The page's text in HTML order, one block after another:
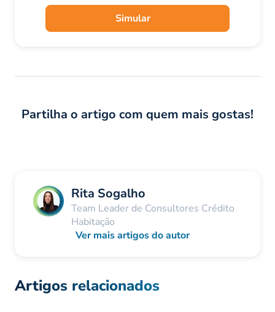
Simular
Partilha o artigo com quem mais gostas!
Rita Sogalho
Team Leader de Consultores Crédito
Habitação
Ver mais artigos do autor
Artigos relacionados